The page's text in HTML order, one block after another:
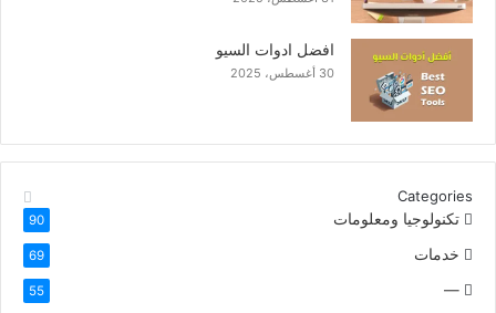
افضل ادوات السيو
30 أغسطس، 2025
Categories
تكنولوجيا ومعلومات
90
خدمات 69
—
55